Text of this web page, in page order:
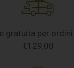
gratuita per
€129,00